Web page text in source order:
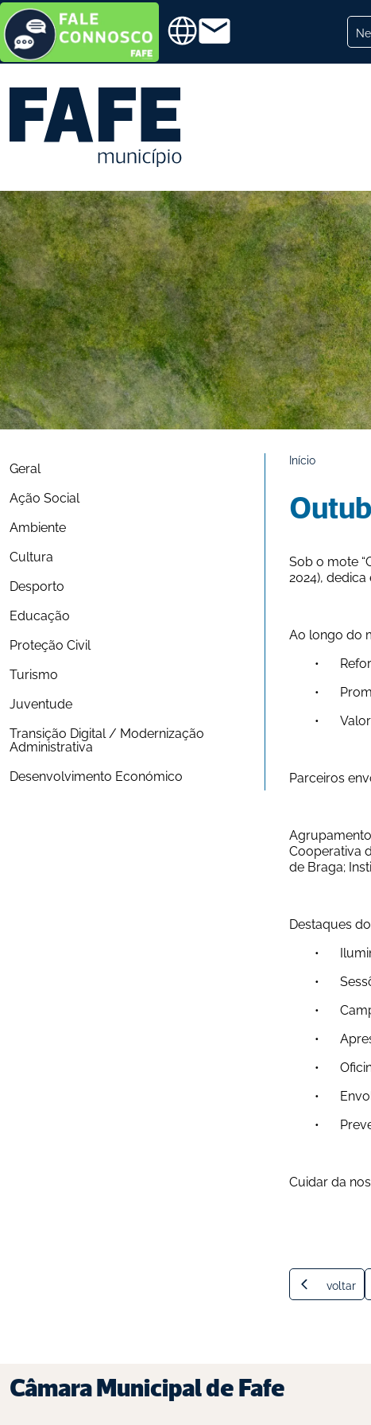
Geral
Ação Social
Ambiente
Cultura
Desporto
Educação
Proteção Civil
Turismo
Juventude
Transição Digital / Modernização
Administrativa
Desenvolvimento Económico
Início
Sob o mote
2024),
Ao longo do
•
•
•
Parceiros
Cooperativa
de Braga;
Destaques
•
•
•
•
•
•
•
Cuidar da
voltar
Câmara Municipal de Fafe